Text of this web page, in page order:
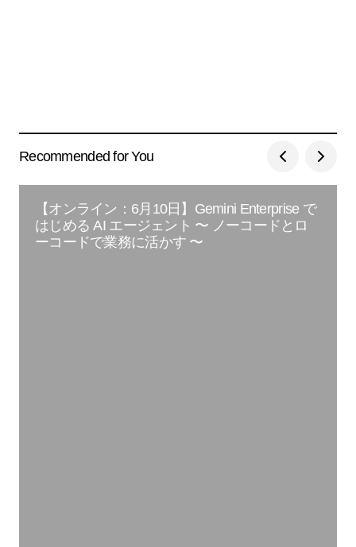
Recommended for You
【オンライン：6月10日】Gemini Enterprise で
はじめる AI エージェント 〜 ノーコードとロ
ーコードで業務に活かす 〜